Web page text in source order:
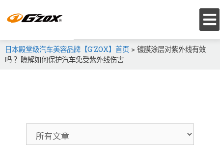
日本殿堂级汽车美容品牌【G'ZOX】首页 > 镀膜涂层对紫外线有效
吗？ 瞭解如何保护汽车免受紫外线伤害